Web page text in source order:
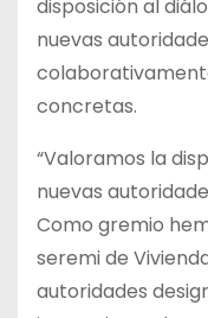
disposición al
nuevas
concretas.
“Valoramos la
nuevas
Como gremio
seremi de
autoridades